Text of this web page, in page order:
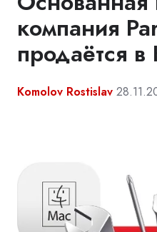
компания
продаётся
Komolov Rostislav